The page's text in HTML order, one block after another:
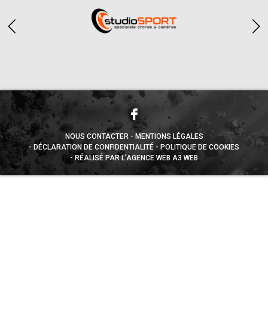
NOUS CONTACTER
MENTIONS LÉGALES
DÉCLARATION DE CONFIDENTIALITÉ
POLITIQUE DE COOKIES
RÉALISÉ PAR L’AGENCE WEB A3 WEB